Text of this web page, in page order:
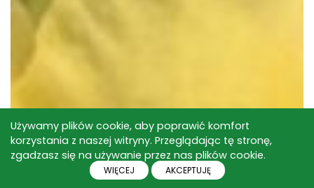
Używamy plików cookie, aby poprawić komfort
korzystania z naszej witryny. Przeglądając tę stronę,
zgadzasz się na używanie przez nas plików cookie.
WIĘCEJ AKCEPTUJĘ